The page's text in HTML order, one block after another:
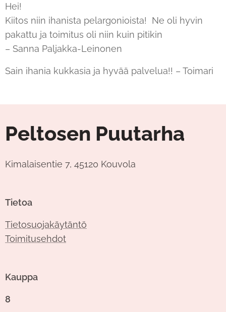
Hei!
Kiitos niin ihanista pelargonioista! Ne oli hyvin
pakattu ja toimitus oli niin kuin pitikin
– Sanna Paljakka-Leinonen
Sain ihania kukkasia ja hyvää palvelua!! – Toimari
Peltosen Puutarha
Kimalaisentie 7, 45120 Kouvola
Tietoa
Tietosuojakäytäntö
Toimitusehdot
Kauppa
8